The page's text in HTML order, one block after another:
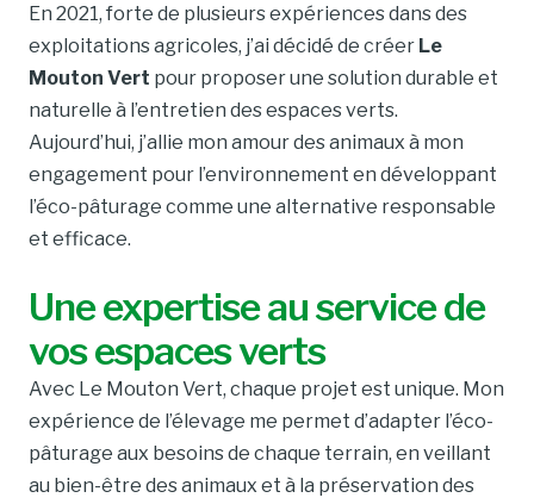
En 2021, forte de plusieurs expériences dans des
exploitations agricoles, j’ai décidé de créer Le
Mouton Vert pour proposer une solution durable et
naturelle à l’entretien des espaces verts.
Aujourd’hui, j’allie mon amour des animaux à mon
engagement pour l’environnement en développant
l’éco-pâturage comme une alternative responsable
et efficace.
Une expertise au service de
vos espaces verts
Avec Le Mouton Vert, chaque projet est unique. Mon
expérience de l’élevage me permet d’adapter l’éco-
pâturage aux besoins de chaque terrain, en veillant
au bien-être des animaux et à la préservation des